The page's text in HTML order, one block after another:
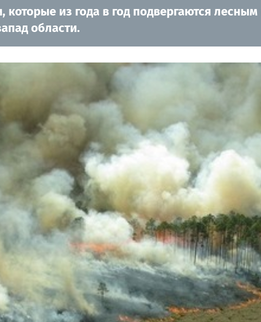
из года в год подвергаются
области.